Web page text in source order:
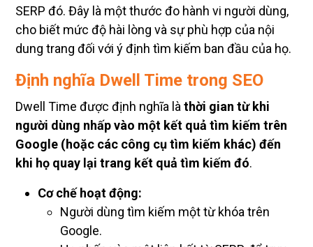
SERP đó. Đây là một thước đo hành vi người dùng,
cho biết mức độ hài lòng và sự phù hợp của nội
dung trang đối với ý định tìm kiếm ban đầu của họ.
Định nghĩa Dwell Time trong SEO
Dwell Time được định nghĩa là thời gian từ khi
người dùng nhấp vào một kết quả tìm kiếm trên
Google (hoặc các công cụ tìm kiếm khác) đến
khi họ quay lại trang kết quả tìm kiếm đó.
Cơ chế hoạt động:
Người dùng tìm kiếm một từ khóa trên
Google.